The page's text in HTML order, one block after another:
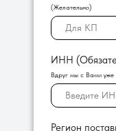
(Желательно)
ИНН
Вдруг мы с Вами уже
Регион